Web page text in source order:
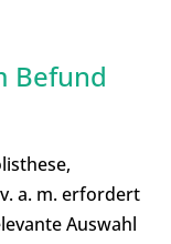
Befund
a. m. erfordert
Auswahl